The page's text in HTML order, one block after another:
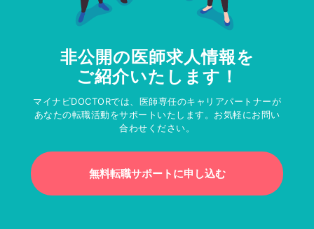
非公開の医師求人情報を
ご紹介いたします！
マイナビDOCTORでは、医師専任のキャリアパートナーが
あなたの転職活動をサポートいたします。お気軽にお問い
合わせください。
無料転職サポートに申し込む